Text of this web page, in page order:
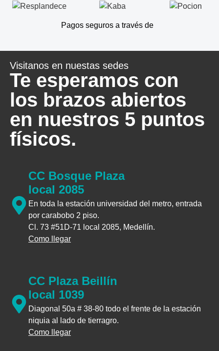
Pagos seguros a través de
Visitanos en nuestas sedes
Te esperamos con
los brazos abiertos
en nuestros 5 puntos
físicos.
CC Bosque Plaza
local 2085
En toda la estación universidad del metro, entrada
por carabobo 2 piso.
Cl. 73 #51D-71 local 2085, Medellín.
Como llegar
CC Plaza Beillín
local 1039
Diagonal 50a # 38-80 todo el frente de la estación
niquia al lado de tierragro.
Como llegar